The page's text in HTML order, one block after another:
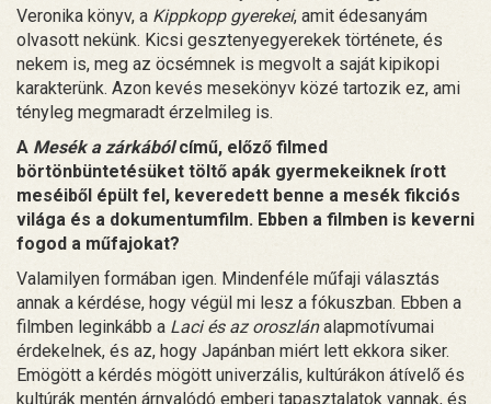
Veronika könyv, a Kippkopp gyerekei, amit édesanyám
olvasott nekünk. Kicsi gesztenyegyerekek története, és
nekem is, meg az öcsémnek is megvolt a saját kipikopi
karakterünk. Azon kevés mesekönyv közé tartozik ez, ami
tényleg megmaradt érzelmileg is.
A Mesék a zárkábólcímű, előző filmed
börtönbüntetésüket töltő apák gyermekeiknek írott
meséiből épült fel, keveredett benne a mesék fikciós
világa és a dokumentumfilm. Ebben a filmben is keverni
fogod a műfajokat?
Valamilyen formában igen. Mindenféle műfaji választás
annak a kérdése, hogy végül mi lesz a fókuszban. Ebben a
filmben leginkább a Laci és az oroszlánalapmotívumai
érdekelnek, és az, hogy Japánban miért lett ekkora siker.
Emögött a kérdés mögött univerzális, kultúrákon átívelő és
kultúrák mentén árnyalódó emberi tapasztalatok vannak, és